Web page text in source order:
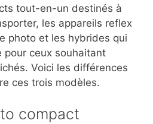
tout-en-un destinés à
les appareils reflex
photo et les hybrides qui
pour ceux souhaitant
Voici les différences
ces trois modèles.
compact